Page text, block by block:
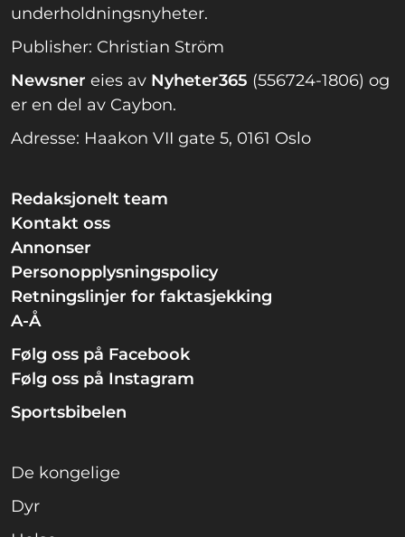
underholdningsnyheter.
Publisher: Christian Ström
Newsner eies av Nyheter365 (556724-1806) og
er en del av Caybon.
Adresse: Haakon VII gate 5, 0161 Oslo
Redaksjonelt team
Kontakt oss
Annonser
Personopplysningspolicy
Retningslinjer for faktasjekking
A-Å
Følg oss på Facebook
Følg oss på Instagram
Sportsbibelen
De kongelige
Dyr